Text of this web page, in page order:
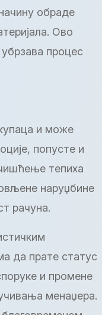
обраде
Ово
процес
и може
попусте и
тепиха
наруџбине
рачуна.
да прате статус
и промене
менаџера.